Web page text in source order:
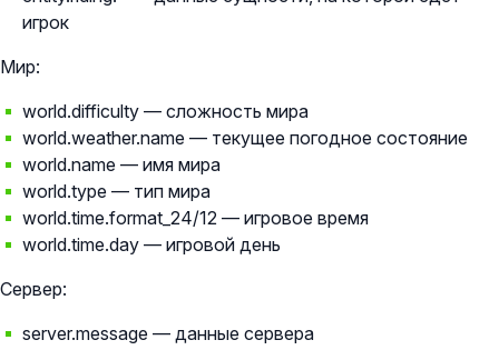
игрок
Мир:
world.difficulty — сложность мира
world.weather.name — текущее погодное состояние
world.name — имя мира
world.type — тип мира
world.time.format_24/12 — игровое время
world.time.day — игровой день
Сервер:
server.message — данные сервера